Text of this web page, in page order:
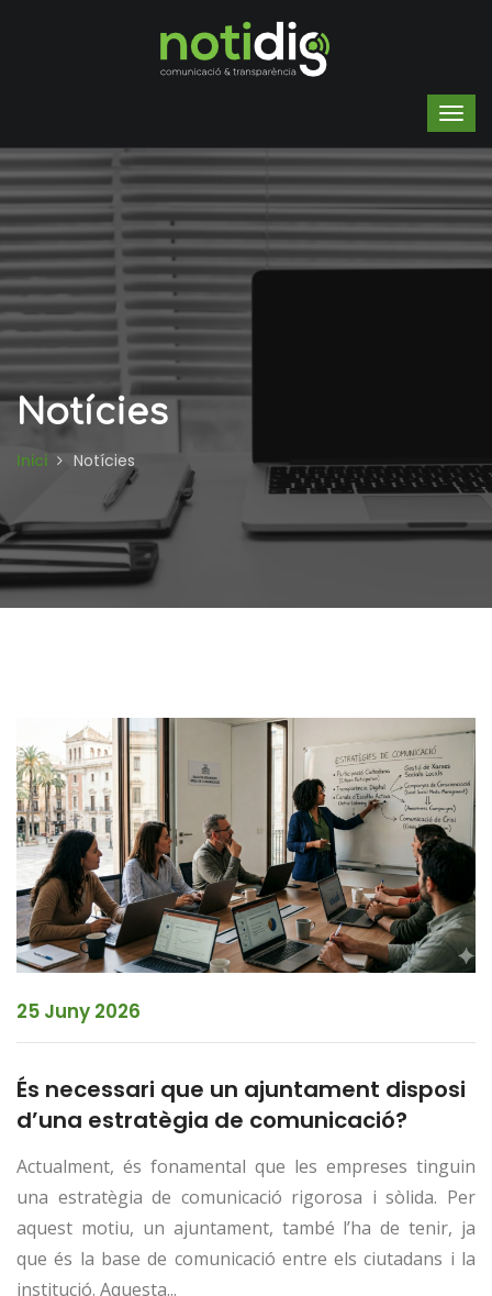
Notícies
Inici Notícies
25 Juny 2026
És necessari que un ajuntament disposi
d’una estratègia de comunicació?
Actualment, és fonamental que les empreses tinguin
una estratègia de comunicació rigorosa i sòlida. Per
aquest motiu, un ajuntament, també l’ha de tenir, ja
que és la base de comunicació entre els ciutadans i la
institució. Aquesta...